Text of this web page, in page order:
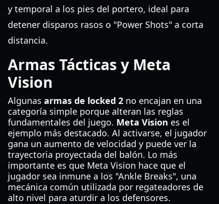
y temporal a los pies del portero, ideal para
detener disparos rasos o "Power Shots" a corta
distancia.
Armas Tácticas y Meta
Vision
Algunas armas de locked 2 no encajan en una
categoría simple porque alteran las reglas
fundamentales del juego. Meta Vision es el
ejemplo más destacado. Al activarse, el jugador
gana un aumento de velocidad y puede ver la
trayectoria proyectada del balón. Lo más
importante es que Meta Vision hace que el
jugador sea inmune a los "Ankle Breaks", una
mecánica común utilizada por regateadores de
alto nivel para aturdir a los defensores.